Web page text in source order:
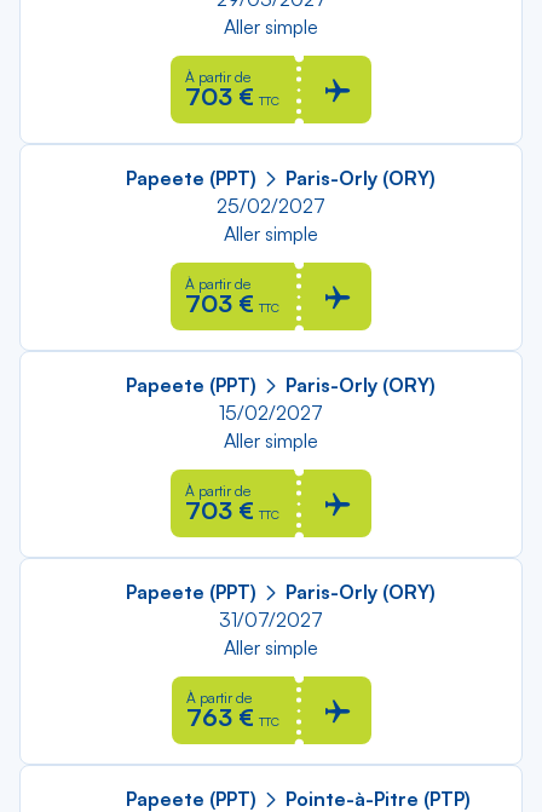
Aller simple
À partir de
703 € TTC
Papeete (PPT)
Paris-Orly (ORY)
25/02/2027
Aller simple
À partir de
703 € TTC
Papeete (PPT)
Paris-Orly (ORY)
15/02/2027
Aller simple
À partir de
703 € TTC
Papeete (PPT)
Paris-Orly (ORY)
31/07/2027
Aller simple
À partir de
763 € TTC
Papeete (PPT)
Pointe-à-Pitre (PTP)